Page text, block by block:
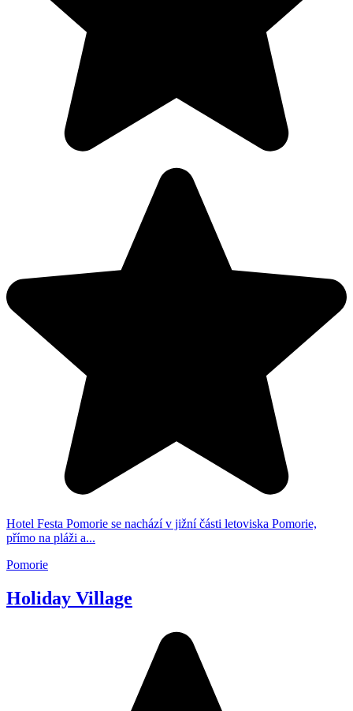
Hotel Festa Pomorie se nachází v jižní části letoviska Pomorie,
přímo na pláži a...
Pomorie
Holiday Village